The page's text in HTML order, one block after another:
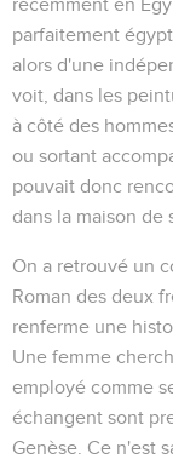
récemment en
parfaitement
alors d'une
voit, dans les
à côté des
ou sortant
pouvait donc
dans la maison de
On a retrouvé un
Roman des deux
renferme une
Une femme
employé comme
échangent sont
Genèse. Ce n'est